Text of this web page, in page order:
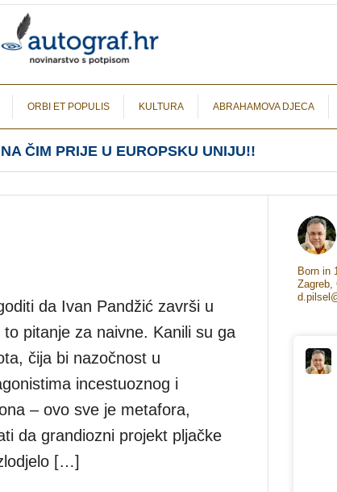
ORBI ET POPULIS KULTURA ABRAHAMOVA DJECA
ČIM PRIJE U EUROPSKU UNIJU!!
da Ivan Pandžić završi u
pitanje za naivne. Kanili su ga
čija bi nazočnost u
incestuoznog i
– ovo sve je metafora,
da grandiozni projekt pljačke
[…]
Born in
Zagreb,